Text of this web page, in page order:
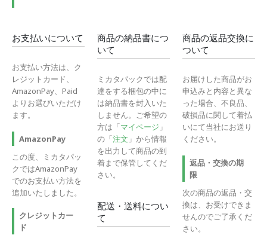
お支払いについて
お支払い方法は、ク
レジットカード、
AmazonPay、Paid
よりお選びいただけ
ます。
AmazonPay
この度、ミカタパッ
クではAmazonPay
でのお支払い方法を
追加いたしました。
クレジットカー
ド
商品の納品書につ
いて
ミカタパックでは配
達をする梱包の中に
は納品書を封入いた
しません。ご希望の
方は「マイページ 」
の「注文 」から情報
を出力して商品の到
着まで保管してくだ
さい。
配送・送料につい
て
商品の返品交換に
ついて
お届けした商品がお
申込みと内容と異な
った場合、不良品、
破損品に関して着払
いにて当社にお送り
ください。
返品・交換の期
限
次の商品の返品・交
換は、お受けできま
せんのでご了承くだ
さい。